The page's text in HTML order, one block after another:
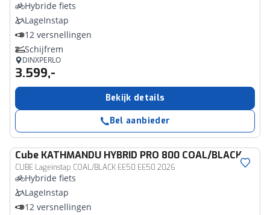
Hybride fiets
LageInstap
12 versnellingen
Schijfrem
DINXPERLO
3.599,-
Bekijk details
Bel aanbieder
Cube KATHMANDU HYBRID PRO 800 COAL/BLACK
CUBE Lageinstap COAL/BLACK EE50 EE50 2026
Hybride fiets
LageInstap
12 versnellingen